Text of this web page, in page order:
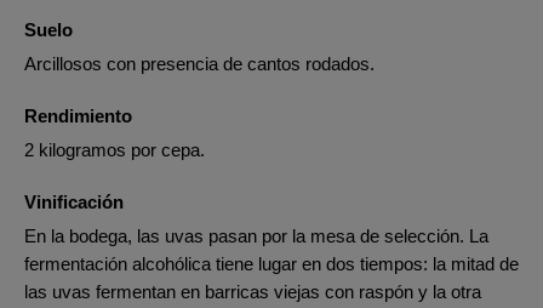
Suelo
Arcillosos con presencia de cantos rodados.
Rendimiento
2 kilogramos por cepa.
Vinificación
En la bodega, las uvas pasan por la mesa de selección. La
fermentación alcohólica tiene lugar en dos tiempos: la mitad de
las uvas fermentan en barricas viejas con raspón y la otra